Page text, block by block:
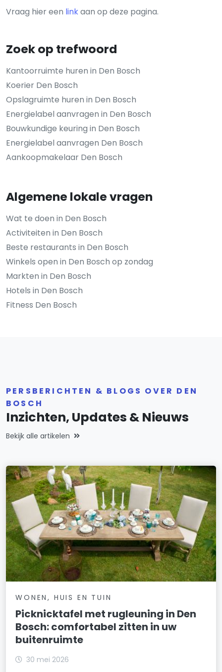
Vraag hier een linkaan op deze pagina.
Zoek op trefwoord
Kantoorruimte huren in Den Bosch
Koerier Den Bosch
Opslagruimte huren in Den Bosch
Energielabel aanvragen in Den Bosch
Bouwkundige keuring in Den Bosch
Energielabel aanvragen Den Bosch
Aankoopmakelaar Den Bosch
Algemene lokale vragen
Wat te doen in Den Bosch
Activiteiten in Den Bosch
Beste restaurants in Den Bosch
Winkels open in Den Bosch op zondag
Markten in Den Bosch
Hotels in Den Bosch
Fitness Den Bosch
PERSBERICHTEN & BLOGS OVER DEN
BOSCH
Inzichten, Updates & Nieuws
Bekijk alle artikelen
WONEN, HUIS EN TUIN
Picknicktafel met rugleuning in Den
Bosch: comfortabel zitten in uw
buitenruimte
30 mei 2026